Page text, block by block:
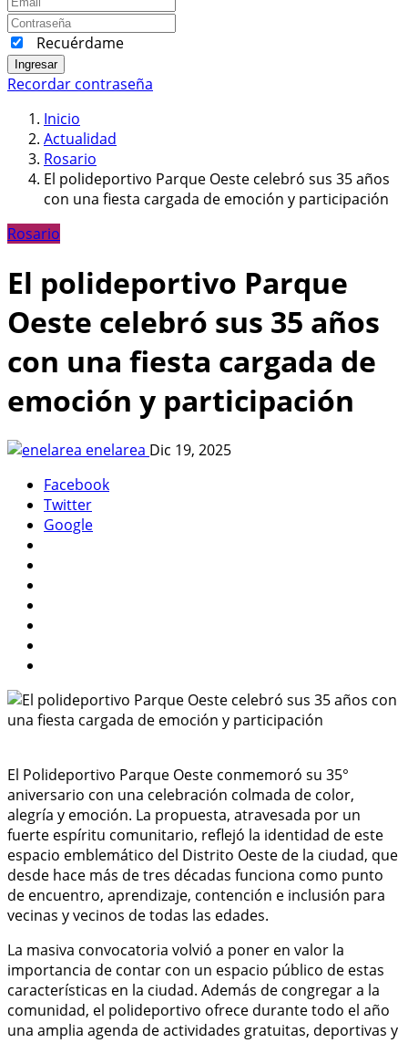
Recuérdame
Ingresar
Recordar contraseña
Inicio
Actualidad
Rosario
El polideportivo Parque Oeste celebró sus 35 años
con una fiesta cargada de emoción y participación
Rosario
El polideportivo Parque
Oeste celebró sus 35 años
con una fiesta cargada de
emoción y participación
enelarea Dic 19, 2025
Facebook
Twitter
Google
El Polideportivo Parque Oeste conmemoró su 35°
aniversario con una celebración colmada de color,
alegría y emoción. La propuesta, atravesada por un
fuerte espíritu comunitario, reflejó la identidad de este
espacio emblemático del Distrito Oeste de la ciudad, que
desde hace más de tres décadas funciona como punto
de encuentro, aprendizaje, contención e inclusión para
vecinas y vecinos de todas las edades.
La masiva convocatoria volvió a poner en valor la
importancia de contar con un espacio público de estas
características en la ciudad. Además de congregar a la
comunidad, el polideportivo ofrece durante todo el año
una amplia agenda de actividades gratuitas, deportivas y